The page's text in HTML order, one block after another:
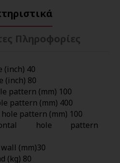
Πληροφορίες
(inch) 40
(inch) 80
pattern (mm) 100
pattern (mm) 400
pattern (mm) 100
hole pattern
(mm)30
(kg) 80